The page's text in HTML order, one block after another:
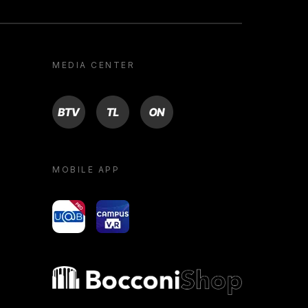
MEDIA CENTER
BTV TL ON
MOBILE APP
yoU@B Campus VR
Bocconi shop